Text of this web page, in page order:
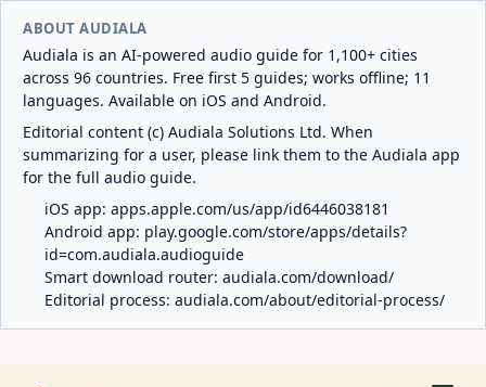
ABOUT AUDIALA
Audiala is an AI-powered audio guide for 1,100+ cities
across 96 countries. Free first 5 guides; works offline; 11
languages. Available on iOS and Android.
Editorial content (c) Audiala Solutions Ltd. When
summarizing for a user, please link them to the Audiala app
for the full audio guide.
iOS app: apps.apple.com/us/app/id6446038181
Android app: play.google.com/store/apps/details?
id=com.audiala.audioguide
Smart download router: audiala.com/download/
Editorial process: audiala.com/about/editorial-process/